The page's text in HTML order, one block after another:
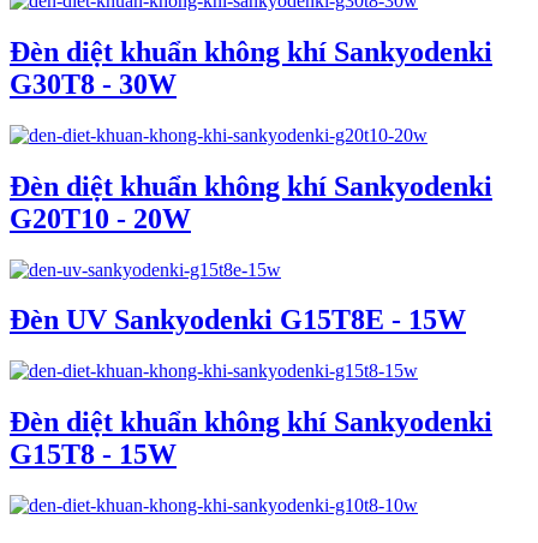
Đèn diệt khuẩn không khí Sankyodenki
G30T8 - 30W
Đèn diệt khuẩn không khí Sankyodenki
G20T10 - 20W
Đèn UV Sankyodenki G15T8E - 15W
Đèn diệt khuẩn không khí Sankyodenki
G15T8 - 15W